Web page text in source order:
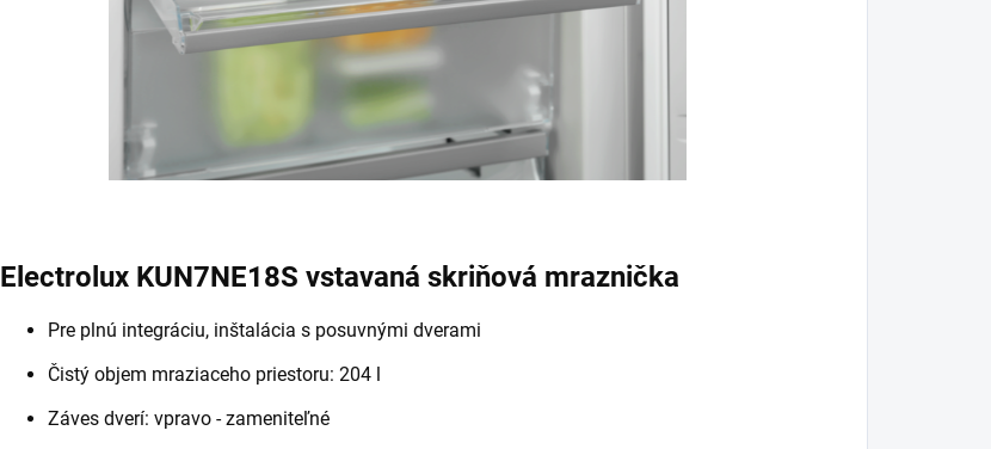
Electrolux KUN7NE18S vstavaná skriňová mraznička
Pre plnú integráciu, inštalácia s posuvnými dverami
Čistý objem mraziaceho priestoru: 204 l
Záves dverí: vpravo - zameniteľné